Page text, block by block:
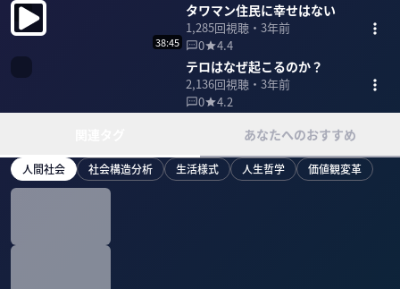
タワマン住民に幸せはない
1,285回視聴・ 3年前
0
4.4
38:45
テロはなぜ起こるのか？
2,136回視聴・ 3年前
0
4.2
あなたへのおすすめ
人間社会 社会構造分析 生活様式 人生哲学 価値観変革